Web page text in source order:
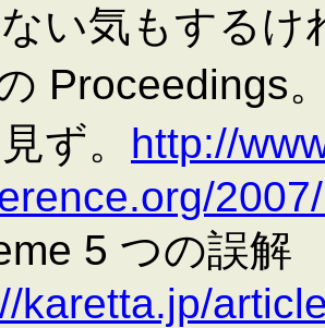
い気もするけ
Proceedings
ず。 http://
5 つの誤解
karetta.jp/